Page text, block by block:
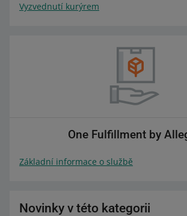
Vyzvednutí kurýrem
One Fulfillment by
Základní informace o službě
Novinky v této kategorii